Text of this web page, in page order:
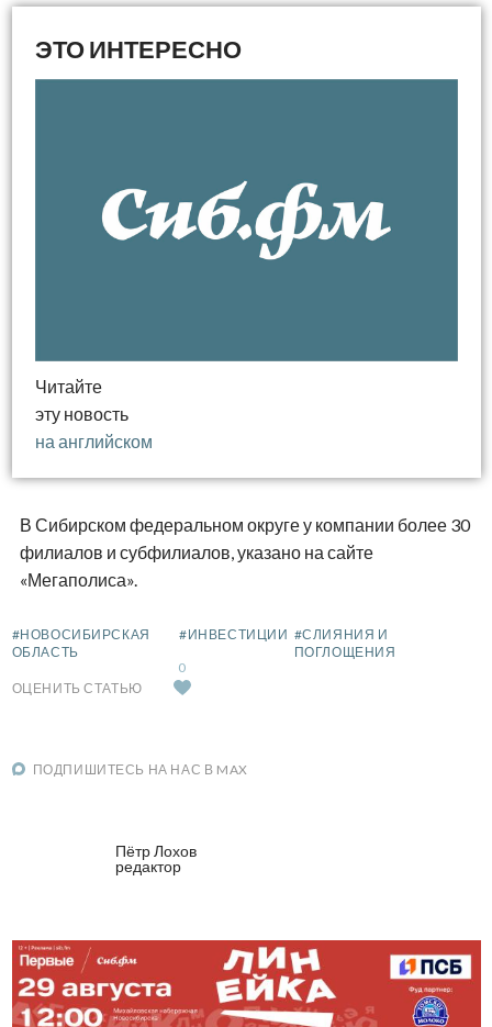
Читайте
эту новость
на английском
В Сибирском федеральном округе у компании более 30
филиалов и субфилиалов, указано на сайте
«Мегаполиса».
#НОВОСИБИРСКАЯ
ОБЛАСТЬ
#ИНВЕСТИЦИИ #СЛИЯНИЯ И
ПОГЛОЩЕНИЯ
ОЦЕНИТЬ СТАТЬЮ
0
ПОДПИШИТЕСЬ НА НАС В MAX
Пётр Лохов
редактор